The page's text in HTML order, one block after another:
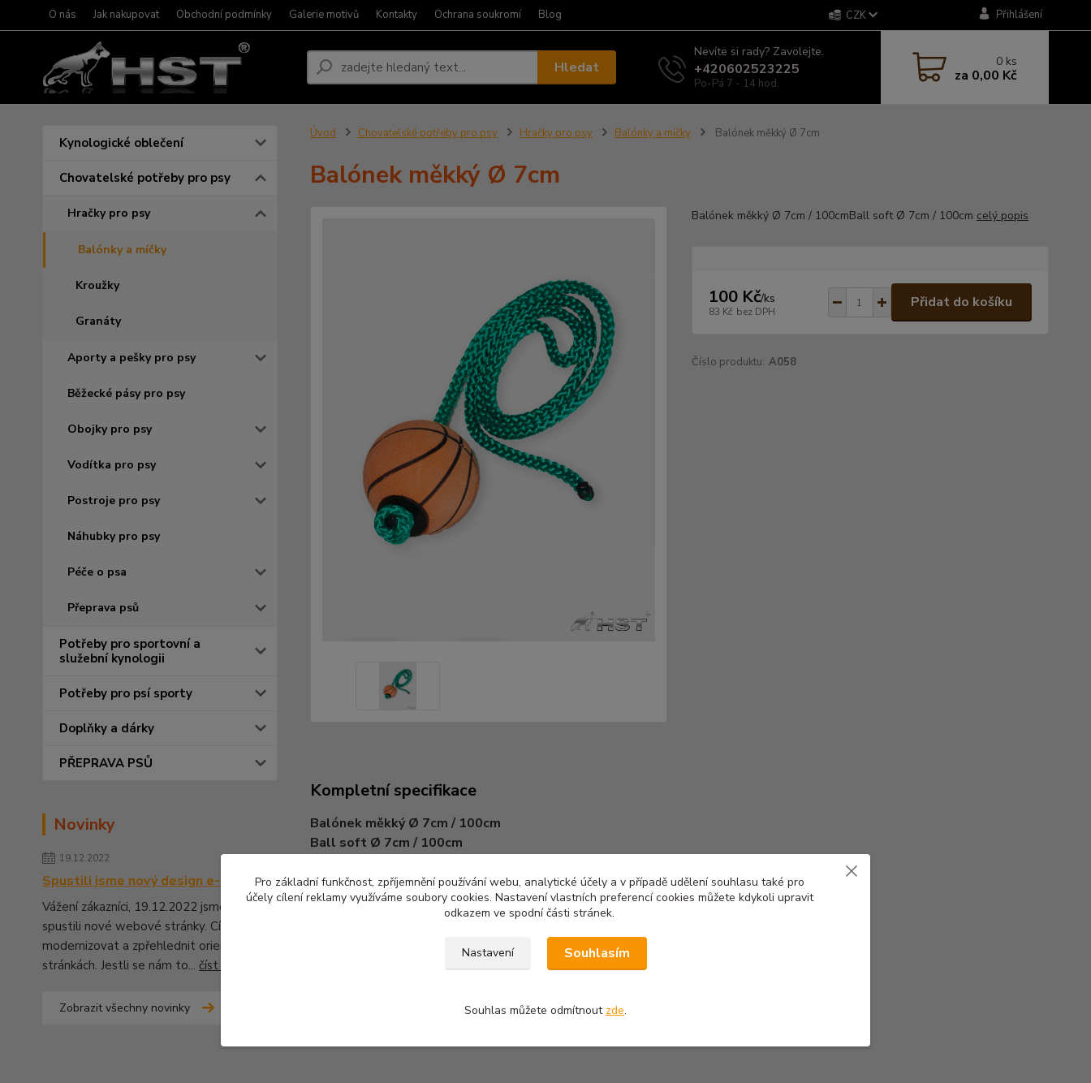
O nás Jak nakupovat Obchodní podmínky Galerie motivů Kontakty Ochrana soukromí Blog CZK Přihlášení
Hledat
Nevíte si rady? Zavolejte.
+420602523225
Po-Pá 7 - 14 hod.
0 ks
za 0,00 Kč
Kynologické oblečení
Chovatelské potřeby pro psy
Hračky pro psy
Balónky a míčky
Kroužky
Granáty
Aporty a pešky pro psy
Běžecké pásy pro psy
Obojky pro psy
Vodítka pro psy
Postroje pro psy
Náhubky pro psy
Péče o psa
Přeprava psů
Potřeby pro sportovní a
služební kynologii
Potřeby pro psí sporty
Doplňky a dárky
PŘEPRAVA PSŮ
Novinky
19.12.2022
Spustili jsme nový design e-shopu
Vážení zákazníci, 19.12.2022 jsme pro Vás
spustili nové webové stránky. Cílem bylo
modernizovat a zpřehlednit orientaci na
stránkách. Jestli se nám to... číst celé
Zobrazit všechny novinky
Úvod Chovatelské potřeby pro psy Hračky pro psy Balónky a míčky Balónek měkký Ø 7cm
Balónek měkký Ø 7cm
Balónek měkký Ø 7cm / 100cmBall soft Ø 7cm / 100cm celý popis
100 Kč/ks
83 Kč bez DPH
Přidat do košíku
Číslo produktu: A058
Kompletní specifikace
Balónek měkký Ø 7cm / 100cm
Ball soft Ø 7cm / 100cm
Balónky a míčky
Pro základní funkčnost, zpříjemnění používání webu, analytické účely a v případě udělení souhlasu také pro
účely cílení reklamy využíváme soubory cookies. Nastavení vlastních preferencí cookies můžete kdykoli upravit
odkazem ve spodní části stránek.
Nastavení Souhlasím
Souhlas můžete odmítnout zde.